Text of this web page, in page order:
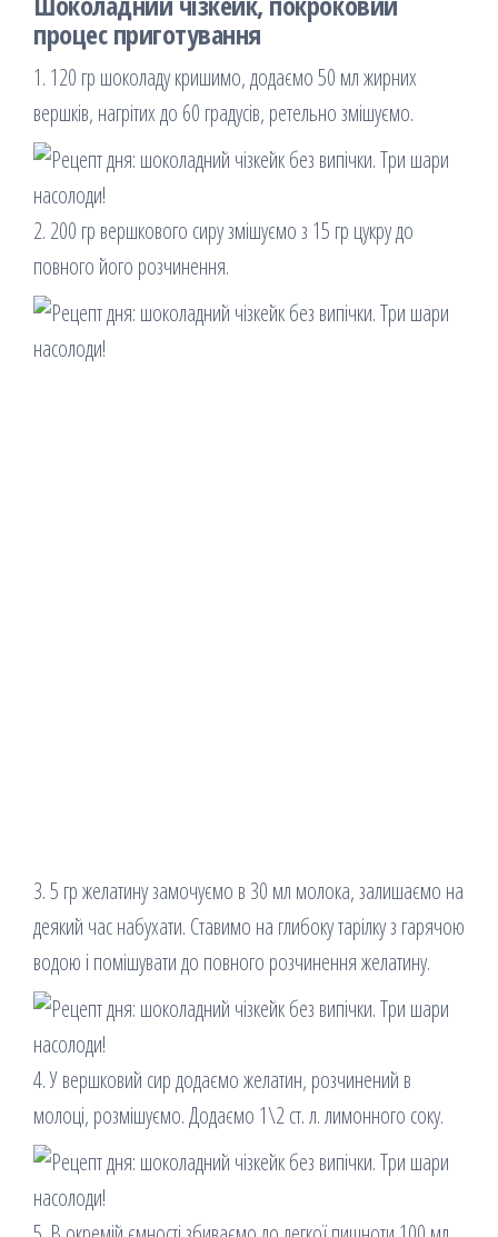
процес приготування
1. 120 гр шоколаду кришимо, додаємо 50 мл жирних
вершків, нагрітих до 60 градусів, ретельно змішуємо.
2. 200 гр вершкового сиру змішуємо з 15 гр цукру до
повного його розчинення.
3. 5 гр желатину замочуємо в 30 мл молока, залишаємо на
деякий час набухати. Ставимо на глибоку тарілку з гарячою
водою і помішувати до повного розчинення желатину.
4. У вершковий сир додаємо желатин, розчинений в
молоці, розмішуємо. Додаємо 1\2 ст. л. лимонного соку.